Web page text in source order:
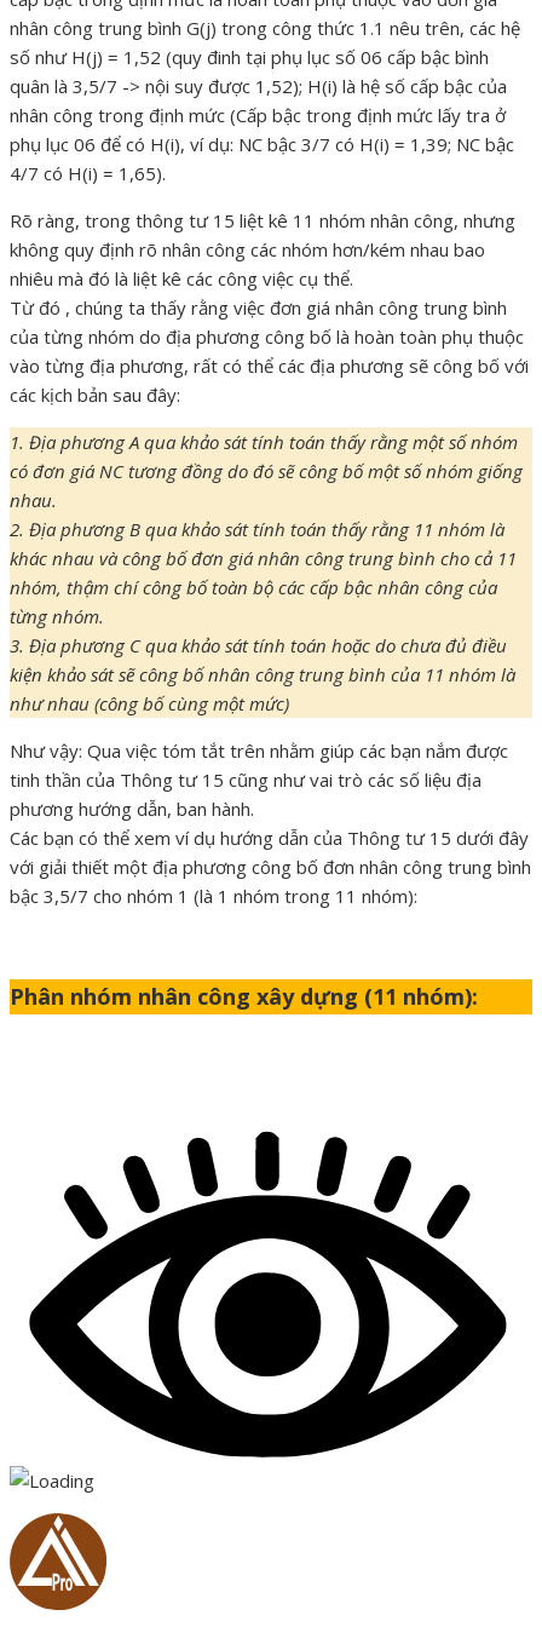
nhân công trung bình G(j) trong công thức 1.1 nêu trên, các hệ
số như H(j) = 1,52 (quy đinh tại phụ lục số 06 cấp bậc bình
quân là 3,5/7 -> nội suy được 1,52); H(i) là hệ số cấp bậc của
nhân công trong định mức (Cấp bậc trong định mức lấy tra ở
phụ lục 06 để có H(i), ví dụ: NC bậc 3/7 có H(i) = 1,39; NC bậc
4/7 có H(i) = 1,65).
Rõ ràng, trong thông tư 15 liệt kê 11 nhóm nhân công, nhưng
không quy định rõ nhân công các nhóm hơn/kém nhau bao
nhiêu mà đó là liệt kê các công việc cụ thể.
Từ đó , chúng ta thấy rằng việc đơn giá nhân công trung bình
của từng nhóm do địa phương công bố là hoàn toàn phụ thuộc
vào từng địa phương, rất có thể các địa phương sẽ công bố với
các kịch bản sau đây:
1. Địa phương A qua khảo sát tính toán thấy rằng một số nhóm
có đơn giá NC tương đồng do đó sẽ công bố một số nhóm giống
nhau.
2. Địa phương B qua khảo sát tính toán thấy rằng 11 nhóm là
khác nhau và công bố đơn giá nhân công trung bình cho cả 11
nhóm, thậm chí công bố toàn bộ các cấp bậc nhân công của
từng nhóm.
3. Địa phương C qua khảo sát tính toán hoặc do chưa đủ điều
kiện khảo sát sẽ công bố nhân công trung bình của 11 nhóm là
như nhau (công bố cùng một mức)
Như vậy: Qua việc tóm tắt trên nhằm giúp các bạn nắm được
tinh thần của Thông tư 15 cũng như vai trò các số liệu địa
phương hướng dẫn, ban hành.
Các bạn có thể xem ví dụ hướng dẫn của Thông tư 15 dưới đây
với giải thiết một địa phương công bố đơn nhân công trung bình
bậc 3,5/7 cho nhóm 1 (là 1 nhóm trong 11 nhóm):
Phân nhóm nhân công xây dựng (11 nhóm):